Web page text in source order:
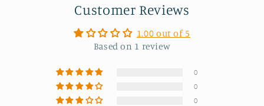
Customer Reviews
1.00 out of 5
Based on 1 review
0
0
0